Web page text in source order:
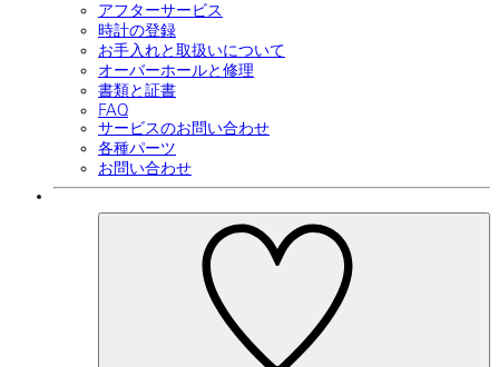
アフターサービス
時計の登録
お手入れと取扱いについて
オーバーホールと修理
書類と証書
FAQ
サービスのお問い合わせ
各種パーツ
お問い合わせ